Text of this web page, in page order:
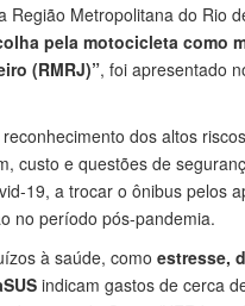
Região Metropolitana do Rio
pela motocicleta como
(RMRJ)”, foi apresentado
dos altos
custo e questões de
19, a trocar o ônibus pelos
no período pós-pandemia.
à saúde, como estresse,
indicam gastos de cerca